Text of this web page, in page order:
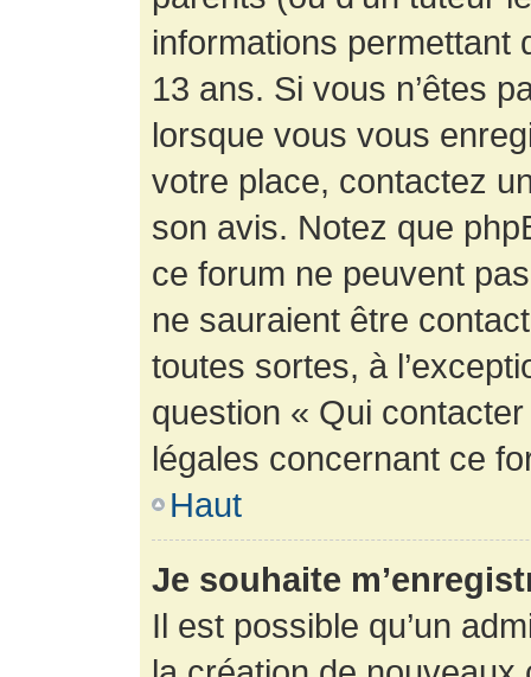
informations permettant
13 ans. Si vous n’êtes
lorsque vous vous
votre place, contactez
son avis. Notez que
ce forum ne peuvent
ne sauraient être
toutes sortes, à
question « Qui
légales concernant ce
Haut
Je souhaite
Il est possible qu’un